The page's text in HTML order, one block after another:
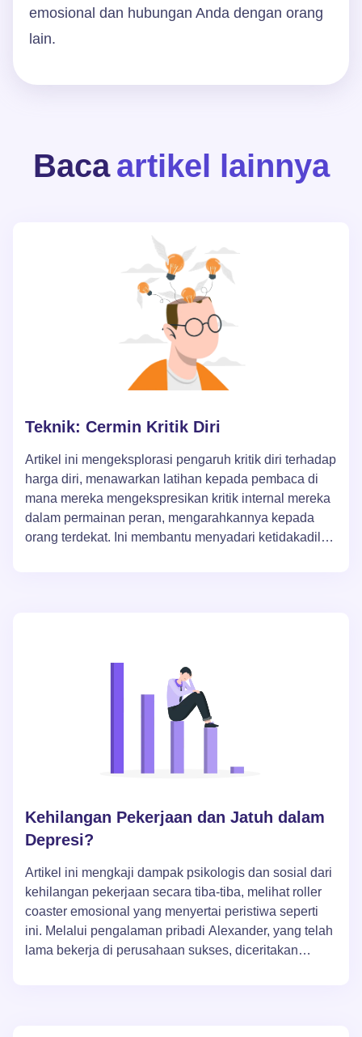
emosional dan hubungan Anda dengan orang
lain.
Baca artikel lainnya
Teknik: Cermin Kritik Diri
Artikel ini mengeksplorasi pengaruh kritik diri terhadap
harga diri, menawarkan latihan kepada pembaca di
mana mereka mengekspresikan kritik internal mereka
dalam permainan peran, mengarahkannya kepada
orang terdekat. Ini membantu menyadari ketidakadilan
Kehilangan Pekerjaan dan Jatuh dalam
Depresi?
Artikel ini mengkaji dampak psikologis dan sosial dari
kehilangan pekerjaan secara tiba-tiba, melihat roller
coaster emosional yang menyertai peristiwa seperti
ini. Melalui pengalaman pribadi Alexander, yang telah
lama bekerja di perusahaan sukses, diceritakan